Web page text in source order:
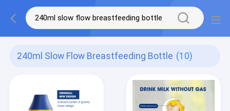
240ml Slow Flow Breastfeeding Bottle (10)